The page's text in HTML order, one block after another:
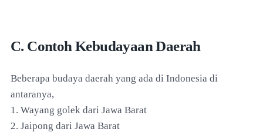
C. Contoh Kebudayaan Daerah
Beberapa budaya daerah yang ada di Indonesia di
antaranya,
1. Wayang golek dari Jawa Barat
2. Jaipong dari Jawa Barat